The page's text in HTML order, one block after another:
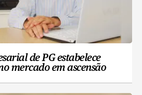
de PG estabelece
mercado em ascensão